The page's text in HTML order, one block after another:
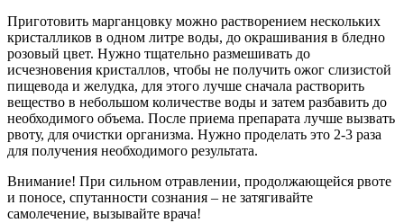
Приготовить марганцовку можно растворением нескольких
кристалликов в одном литре воды, до окрашивания в бледно
розовый цвет. Нужно тщательно размешивать до
исчезновения кристаллов, чтобы не получить ожог слизистой
пищевода и желудка, для этого лучше сначала растворить
вещество в небольшом количестве воды и затем разбавить до
необходимого объема. После приема препарата лучше вызвать
рвоту, для очистки организма. Нужно проделать это 2-3 раза
для получения необходимого результата.
Внимание! При сильном отравлении, продолжающейся рвоте
и поносе, спутанности сознания – не затягивайте
самолечение, вызывайте врача!